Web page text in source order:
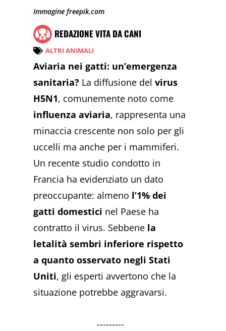
Immagine freepik.com
REDAZIONE VITA DA CANI
ALTRI ANIMALI
Aviaria nei gatti: un’emergenza
sanitaria? La diffusione delvirus
H5N1, comunemente noto come
influenza aviaria, rappresenta una
minaccia crescente non solo per gli
uccelli ma anche per i mammiferi.
Un recente studio condotto in
Francia ha evidenziato un dato
preoccupante: almeno l’1% dei
gatti domestici nel Paese ha
contratto il virus. Sebbene la
letalità sembri inferiore rispetto
a quanto osservato negli Stati
Uniti, gli esperti avvertono che la
situazione potrebbe aggravarsi.
---------